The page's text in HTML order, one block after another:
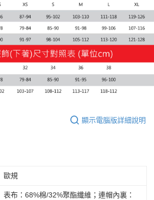
含以上)免運費
配送)
顯示電腦版詳細說明
歐規
表布：68%棉/32%聚酯纖維；連帽內裏：